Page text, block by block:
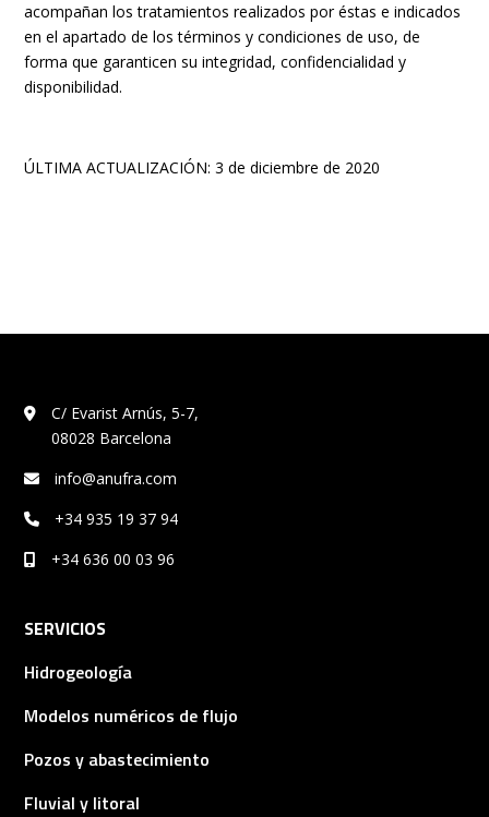
acompañan los tratamientos realizados por éstas e indicados
en el apartado de los términos y condiciones de uso, de
forma que garanticen su integridad, confidencialidad y
disponibilidad.
ÚLTIMA ACTUALIZACIÓN: 3 de diciembre de 2020
C/ Evarist Arnús, 5-7,
08028 Barcelona
info@anufra.com
+34 935 19 37 94
+34 636 00 03 96
SERVICIOS
Hidrogeología
Modelos numéricos de flujo
Pozos y abastecimiento
Fluvial y litoral